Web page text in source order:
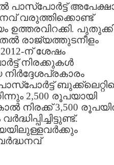
വരുത്തിക്കൊണ്ട്
ഉത്തരവിറക്കി.
രാജ്യത്തുടനീളം
ന് ശേഷം
നിരക്കുകൾ
2,500 രൂപയായി
നിരക്ക് 3,500